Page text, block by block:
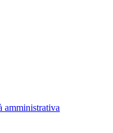
amministrativa